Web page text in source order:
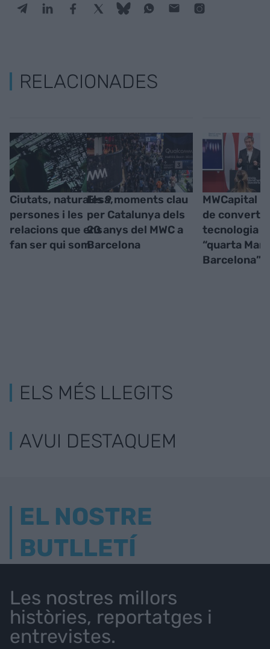
RELACIONADES
Ciutats, naturalesa,
persones i les
relacions que ens
fan ser qui som
Els 9 moments clau
per Catalunya dels
20 anys del MWC a
Barcelona
MWCapital i
de convertir
tecnologia
“quarta
Barcelona”
ELS MÉS LLEGITS
AVUI DESTAQUEM
EL NOSTRE
BUTLLETÍ
Les nostres millors
històries, reportatges i
entrevistes.